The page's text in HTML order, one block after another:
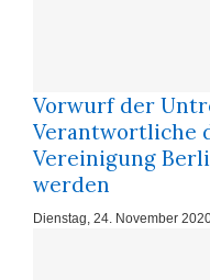
Vorwurf der
Verantwortliche
Vereinigung
werden
Dienstag, 24. November